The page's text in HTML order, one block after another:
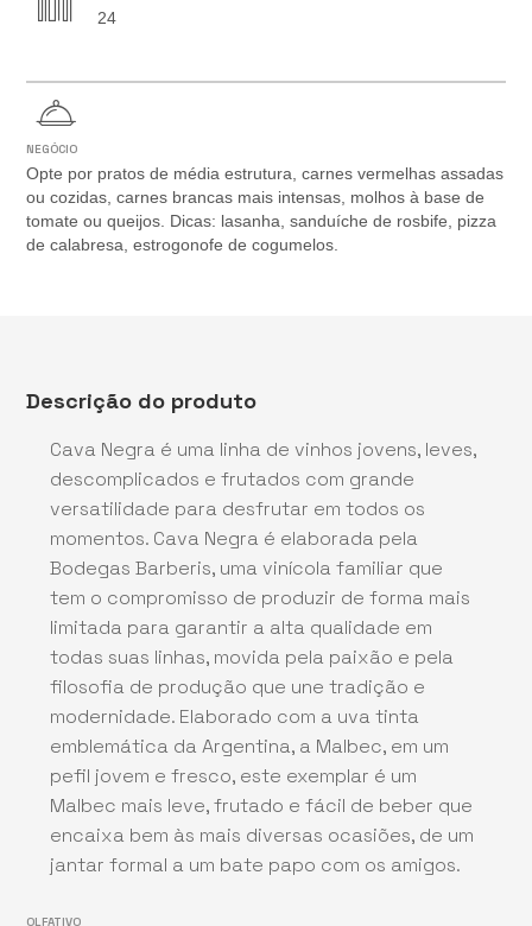
24
NEGÓCIO
Opte por pratos de média estrutura, carnes vermelhas assadas
ou cozidas, carnes brancas mais intensas, molhos à base de
tomate ou queijos. Dicas: lasanha, sanduíche de rosbife, pizza
de calabresa, estrogonofe de cogumelos.
Descrição do produto
Cava Negra é uma linha de vinhos jovens, leves,
descomplicados e frutados com grande
versatilidade para desfrutar em todos os
momentos. Cava Negra é elaborada pela
Bodegas Barberis, uma vinícola familiar que
tem o compromisso de produzir de forma mais
limitada para garantir a alta qualidade em
todas suas linhas, movida pela paixão e pela
filosofia de produção que une tradição e
modernidade. Elaborado com a uva tinta
emblemática da Argentina, a Malbec, em um
pefil jovem e fresco, este exemplar é um
Malbec mais leve, frutado e fácil de beber que
encaixa bem às mais diversas ocasiões, de um
jantar formal a um bate papo com os amigos.
OLFATIVO